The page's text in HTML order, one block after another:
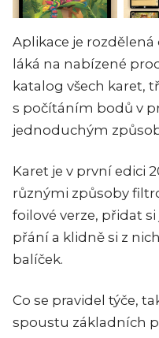
Aplikace je
láká na nabízené
katalog všech karet,
s počítáním bodů v
jednoduchým
Karet je v první edici
různými způsoby
foilové verze, přidat
přání a klidně si z
balíček.
Co se pravidel týče,
spoustu základních